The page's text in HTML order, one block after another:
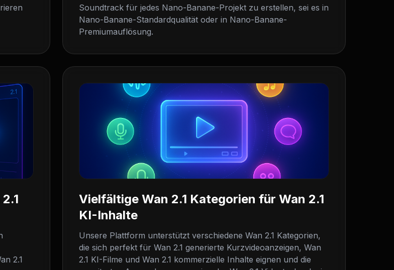
Soundtrack für jedes Nano-Banane-Projekt zu erstellen, sei es in
Nano-Banane-Standardqualität oder in Nano-Banane-
Premiumauflösung.
2.1
Vielfältige Wan 2.1 Kategorien für Wan 2.1
KI-Inhalte
Unsere Plattform unterstützt verschiedene Wan 2.1 Kategorien,
die sich perfekt für Wan 2.1 generierte Kurzvideoanzeigen, Wan
2.1 KI-Filme und Wan 2.1 kommerzielle Inhalte eignen und die